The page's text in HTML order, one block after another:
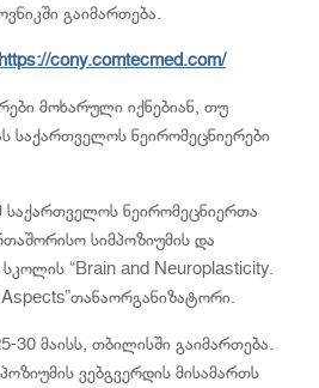
გაიმართება.
https://cony.comtecmed.com/
მოხარული იქნებიან, თუ
საქართველოს ნეირომეცნიერები
საქართველოს ნეირომეცნიერთა
სიმპოზიუმის და
“Brain and Neuroplasticity.
30 მაისს, თბილისში გაიმართება.
ვებგვერდის მისამართს